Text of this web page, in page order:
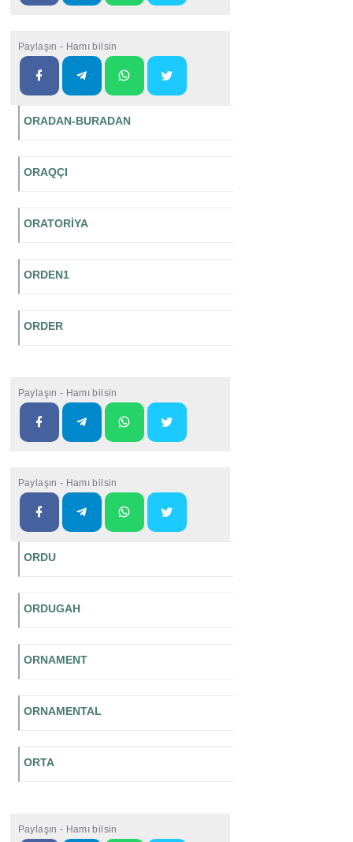
Paylaşın - Hamı bilsin
ORADAN-BURADAN
ORAQÇI
ORATORİYA
ORDEN1
ORDER
Paylaşın - Hamı bilsin
Paylaşın - Hamı bilsin
ORDU
ORDUGAH
ORNAMENT
ORNAMENTAL
ORTA
Paylaşın - Hamı bilsin